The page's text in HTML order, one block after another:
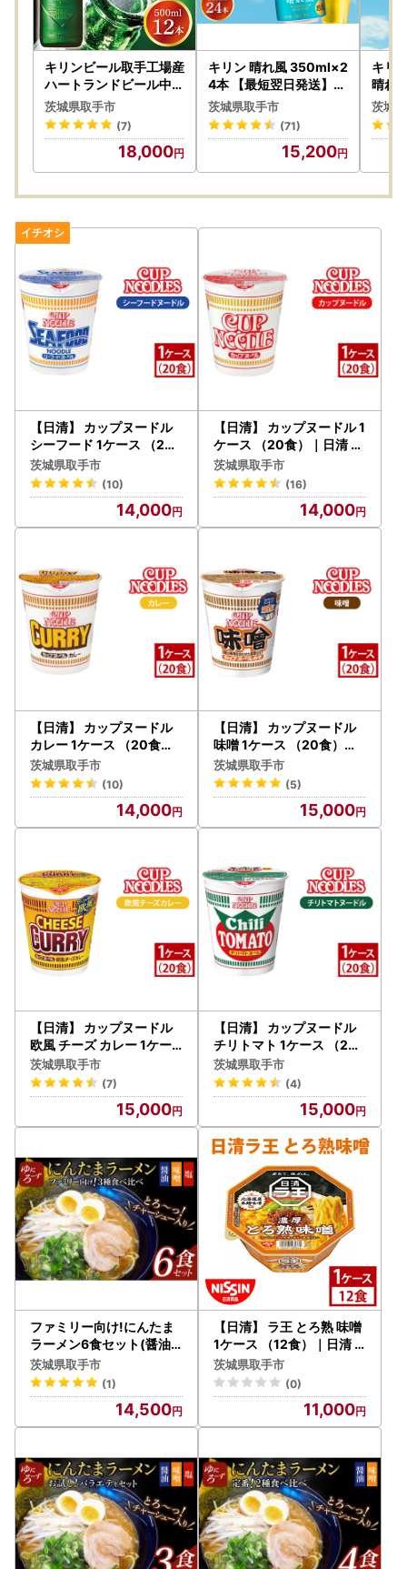
キリンビール取手工場産
ハートランドビール中瓶
12本セット|KIRIN 麒麟
ビール ハートランドビ
ール オールモルトビー
ル 茨城県 取手市（AB0
08-1）
茨城県取手市
(7)
18,000
キリン 晴れ風 350ml×2
4本 【最短翌日発送】｜
キリンビール スピード
茨城県 取手市（ZA017-
2）
茨城県取手市
(71)
15,200
キリ
晴れ
風 茨
39-1
茨城
【日清】 カップヌードル
シーフード 1ケース （20
食）｜日清 インスタント
保存 ラーメン 茨城県 取手
市（AD002）
茨城県取手市
(10)
14,000
【日清】 カップヌードル 1
ケース （20食）｜日清 イ
ンスタント 保存 ラーメン
茨城県 取手市（AD001）
茨城県取手市
(16)
14,000
【日清】 カップヌードル
カレー 1ケース （20食）
｜日清 インスタント 保存
ラーメン 茨城県 取手市（
AD003）
茨城県取手市
(10)
14,000
【日清】 カップヌードル
味噌 1ケース （20食）｜
日清 インスタント 保存 ラ
ーメン 茨城県 取手市（AD
005）
茨城県取手市
(5)
15,000
【日清】 カップヌードル
欧風 チーズ カレー 1ケー
ス （20食）｜日清 インス
タント 保存 ラーメン 茨城
県 取手市（AD006）
茨城県取手市
(7)
15,000
【日清】 カップヌードル
チリトマト 1ケース （20
食）｜日清 インスタント
保存 ラーメン 茨城県 取手
市（AD004）
茨城県取手市
(4)
15,000
ファミリー向け!にんたま
ラーメン6食セット(醤油
、味噌、塩×2)（AK004-
1）
茨城県取手市
(1)
14,500
【日清】 ラ王 とろ熟 味噌
1ケース （12食）｜日清
カップ麺 インスタント 保
存 茨城県 取手市（AD009
）
茨城県取手市
(0)
11,000